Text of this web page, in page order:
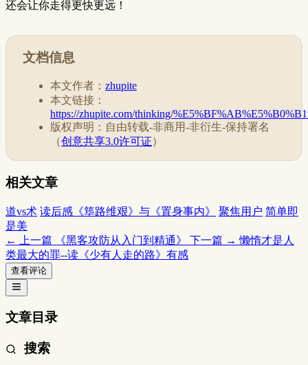
还会让你走得更快更远！
文档信息
本文作者： zhupite
本文链接：
https://zhupite.com/thinking/
版权声明：自由转载-非商用-非衍生-保持署名
（创意共享3.0许可证）
相关文章
道vs术 读后感《筚路维艰》与《置身事内》 聚焦用户 简单即
是美
← 上一篇
《黑客攻防从入门到精通》 下一篇 → 懒惰才是人
类最大的罪--读《少有人走的路》有感
查看评论
文章目录
搜索